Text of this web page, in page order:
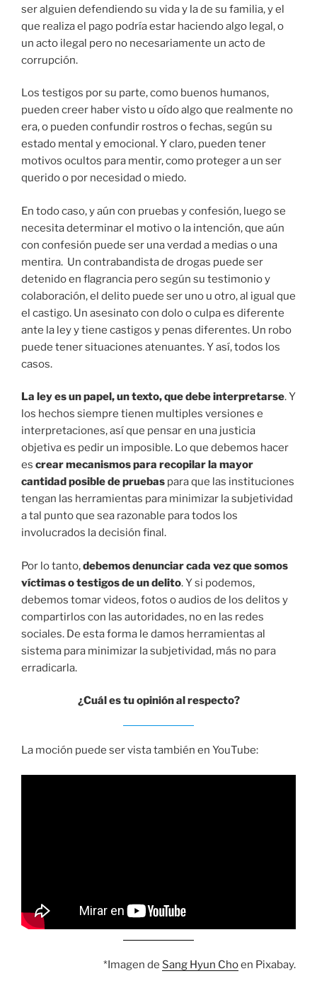
ser alguien defendiendo su vida y la de su familia, y el
que realiza el pago podría estar haciendo algo legal, o
un acto ilegal pero no necesariamente un acto de
corrupción.
Los testigos por su parte, como buenos humanos,
pueden creer haber visto u oído algo que realmente no
era, o pueden confundir rostros o fechas, según su
estado mental y emocional. Y claro, pueden tener
motivos ocultos para mentir, como proteger a un ser
querido o por necesidad o miedo.
En todo caso, y aún con pruebas y confesión, luego se
necesita determinar el motivo o la intención, que aún
con confesión puede ser una verdad a medias o una
mentira. Un contrabandista de drogas puede ser
detenido en flagrancia pero según su testimonio y
colaboración, el delito puede ser uno u otro, al igual que
el castigo. Un asesinato con dolo o culpa es diferente
ante la ley y tiene castigos y penas diferentes. Un robo
puede tener situaciones atenuantes. Y así, todos los
casos.
La ley es un papel, un texto, que debe interpretarse. Y
los hechos siempre tienen multiples versiones e
interpretaciones, así que pensar en una justicia
objetiva es pedir un imposible. Lo que debemos hacer
es crear mecanismos para recopilar la mayor
cantidad posible de pruebas para que las instituciones
tengan las herramientas para minimizar la subjetividad
a tal punto que sea razonable para todos los
involucrados la decisión final.
Por lo tanto,debemos denunciar cada vez que somos
víctimas o testigos de un delito. Y si podemos,
debemos tomar videos, fotos o audios de los delitos y
compartirlos con las autoridades, no en las redes
sociales. De esta forma le damos herramientas al
sistema para minimizar la subjetividad, más no para
erradicarla.
¿Cuál es tu opinión al respecto?
La moción puede ser vista también en YouTube:
*Imagen de Sang Hyun Choen Pixabay.